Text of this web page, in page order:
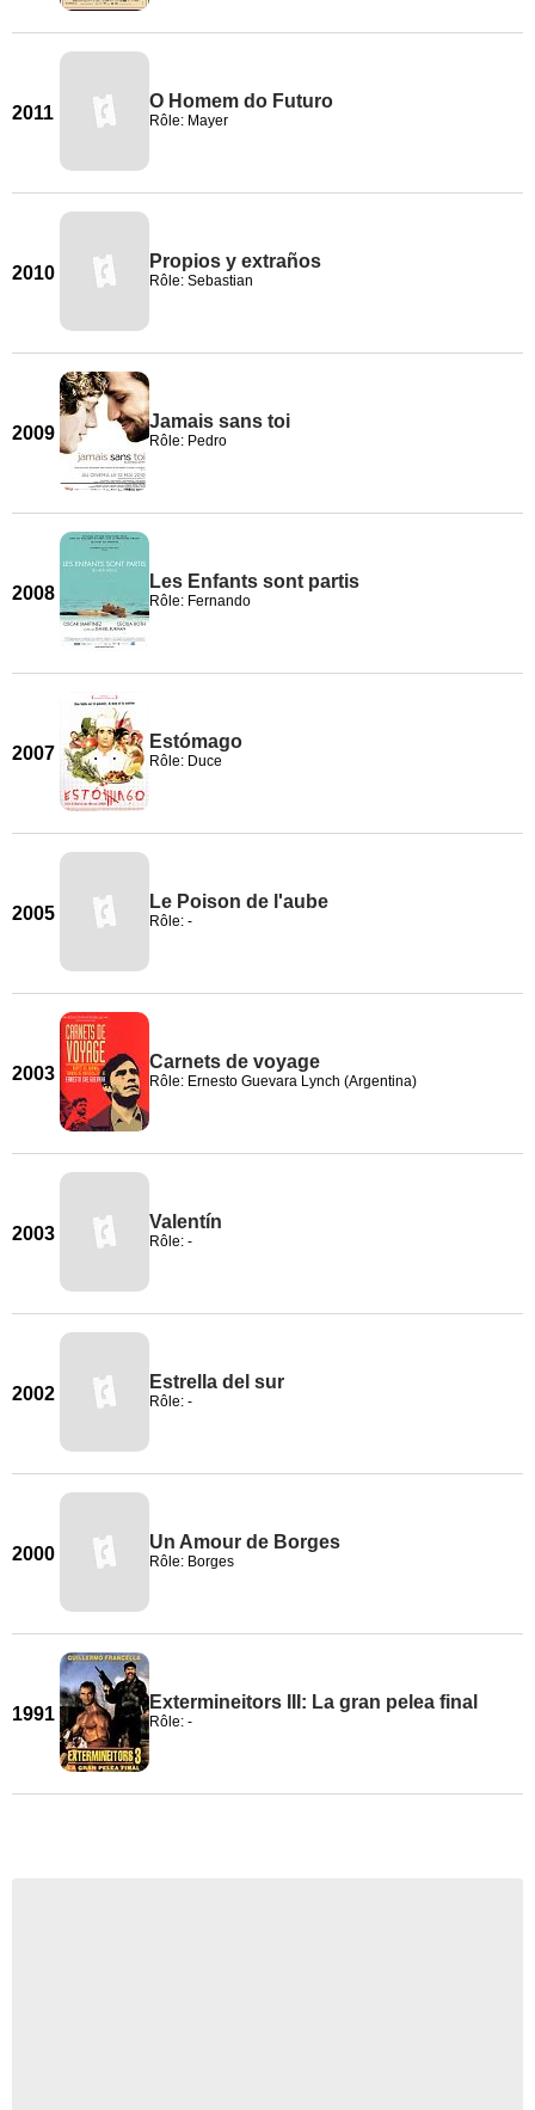
2011
O Homem do Futuro
Rôle: Mayer
2010
Propios y extraños
Rôle: Sebastian
2009
Jamais sans toi
Rôle: Pedro
2008
Les Enfants sont partis
Rôle: Fernando
2007
Estómago
Rôle: Duce
2005
Le Poison de l'aube
Rôle: -
2003
Carnets de voyage
Rôle: Ernesto Guevara Lynch (Argentina)
2003
Valentín
Rôle: -
2002
Estrella del sur
Rôle: -
2000
Un Amour de Borges
Rôle: Borges
1991
Extermineitors III: La gran pelea final
Rôle: -